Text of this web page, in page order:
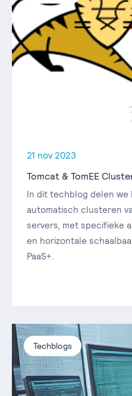
21 nov 2023
Tomcat & TomEE
In dit techblog delen we
automatisch clusteren
servers, met specifieke
en horizontale
PaaS+.
Techblogs